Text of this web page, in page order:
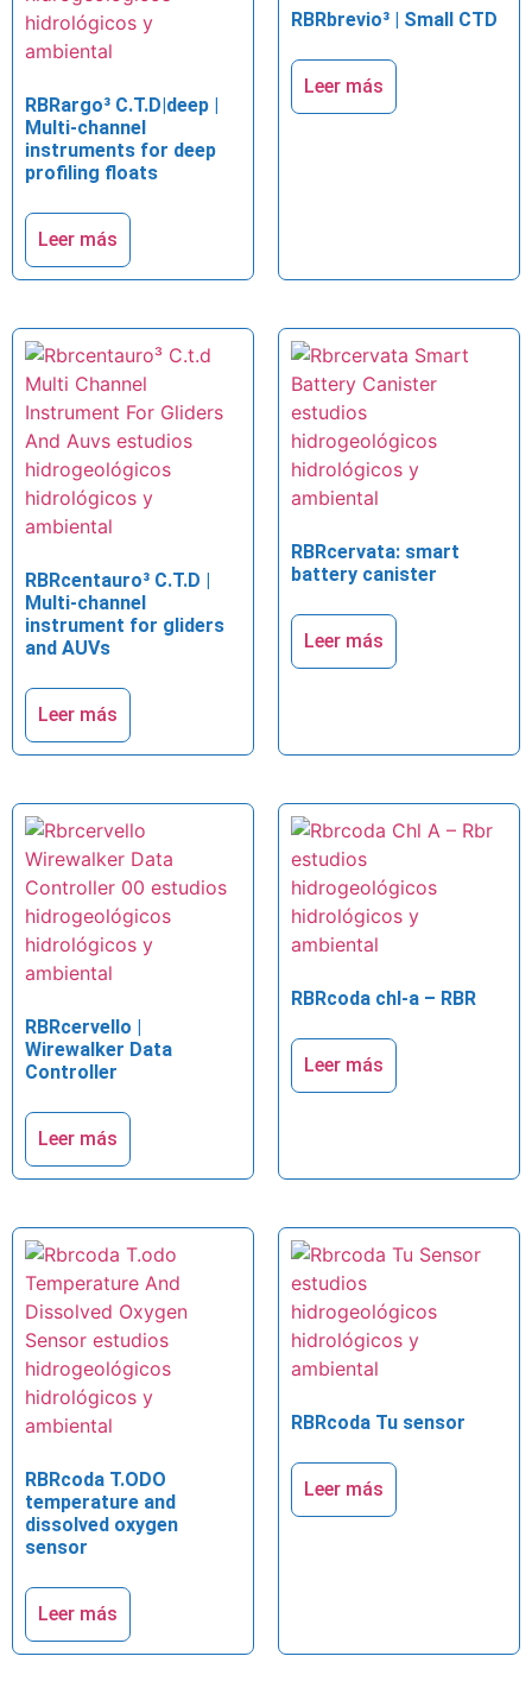
RBRargo³ C.T.D|deep |
Multi-channel
instruments for deep
profiling floats
Leer más
RBRbrevio³ | Small CTD
Leer más
RBRcentauro³ C.T.D |
Multi-channel
instrument for gliders
and AUVs
Leer más
RBRcervata: smart
battery canister
Leer más
RBRcervello |
Wirewalker Data
Controller
Leer más
RBRcoda chl-a – RBR
Leer más
RBRcoda T.ODO
temperature and
dissolved oxygen
sensor
Leer más
RBRcoda Tu sensor
Leer más